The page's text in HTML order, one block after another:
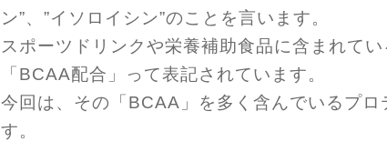
ン”、”イソロイシン”のことを言います。
スポーツドリンクや栄養補助食品に含まれてい
「BCAA配合」って表記されています。
今回は、その「BCAA」を多く含んでいるプロ
す。